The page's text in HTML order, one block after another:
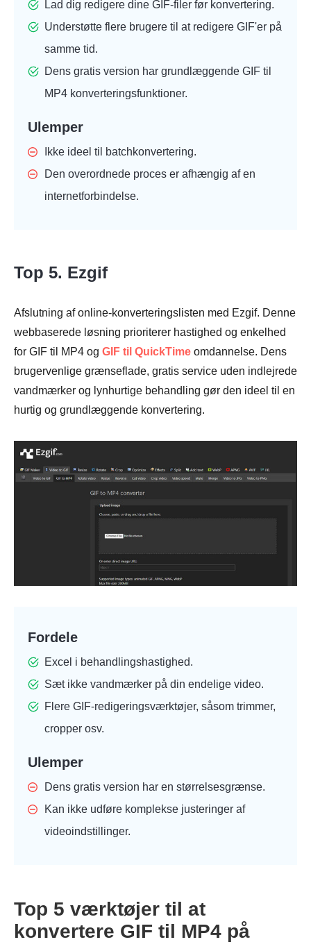
Lad dig redigere dine GIF-filer før konvertering.
Understøtte flere brugere til at redigere GIF'er på
samme tid.
Dens gratis version har grundlæggende GIF til
MP4 konverteringsfunktioner.
Ulemper
Ikke ideel til batchkonvertering.
Den overordnede proces er afhængig af en
internetforbindelse.
Top 5. Ezgif
Afslutning af online-konverteringslisten med Ezgif. Denne
webbaserede løsning prioriterer hastighed og enkelhed
for GIF til MP4 og GIF til QuickTime omdannelse. Dens
brugervenlige grænseflade, gratis service uden indlejrede
vandmærker og lynhurtige behandling gør den ideel til en
hurtig og grundlæggende konvertering.
Fordele
Excel i behandlingshastighed.
Sæt ikke vandmærker på din endelige video.
Flere GIF-redigeringsværktøjer, såsom trimmer,
cropper osv.
Ulemper
Dens gratis version har en størrelsesgrænse.
Kan ikke udføre komplekse justeringer af
videoindstillinger.
Top 5 værktøjer til at
konvertere GIF til MP4 på